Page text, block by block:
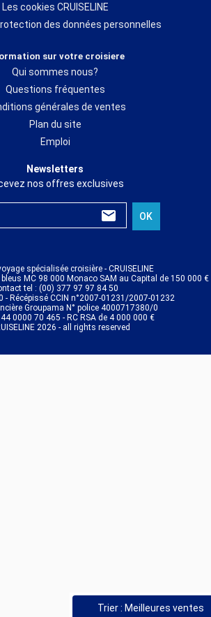
Trier : Meilleures ventes
Les cookies CRUISELINE
des données personnelles
sur votre croisiere
Qui sommes nous?
Questions fréquentes
générales de ventes
Plan du site
Emploi
Newsletters
nos offres exclusives
OK
spécialisée croisière - CRUISELINE
MC 98 000 Monaco SAM au Capital de 150 000 €
tel : (00) 377 97 97 84 50
- Récépissé CCIN n°2007-01231/2007-01232
Groupama N° police 4000717380/0
44 0000 70 465 - RC RSA de 4 000 000 €
2026 - all rights reserved